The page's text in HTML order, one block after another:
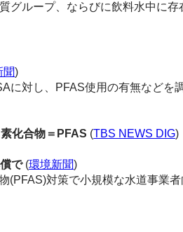
グループ、ならびに飲料水中に
聞)
対し、PFAS使用の有無などを
化合物＝PFAS (TBS NEWS DIG)
で (環境新聞)
対策で小規模な水道事業